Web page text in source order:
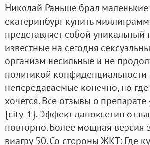
Николай Раньше брал маленькие
екатеринбург купить
представляет собой уникальный
известные на сегодня
организм несильные и не
политикой
непередаваемые конечно, но
хочется. Все отзывы о
{city_1}. Эффект дапоксетин
повторно. Более мощная версия
виагру 50. Со стороны ЖКТ: Где